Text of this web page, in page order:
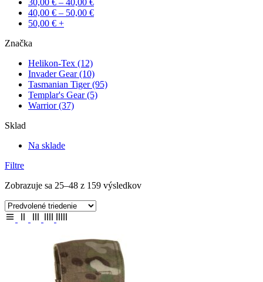
40,00 € – 50,00 €
50,00 € +
Značka
Helikon-Tex (12)
Invader Gear(10)
Tasmanian Tiger(95)
Templar's Gear(5)
Warrior(37)
Sklad
Na sklade
Filtre
Zobrazuje sa 25–48 z 159 výsledkov